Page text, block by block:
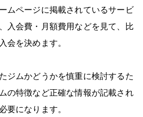
ムページに掲載されているサービ
入会費・月額費用などを見て、比
会を決めます。
ジムかどうかを慎重に検討するた
の特徴など正確な情報が記載され
要になります。